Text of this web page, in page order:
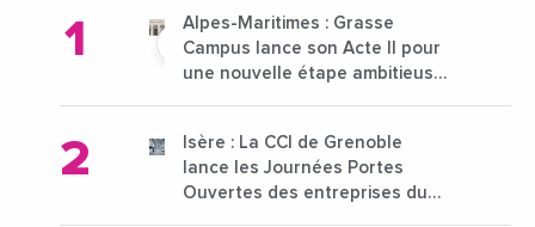
Alpes-Maritimes : Grasse
Campus lance son Acte II pour
une nouvelle étape ambitieuse
Isère : La CCI de Grenoble
lance les Journées Portes
Ouvertes des entreprises du